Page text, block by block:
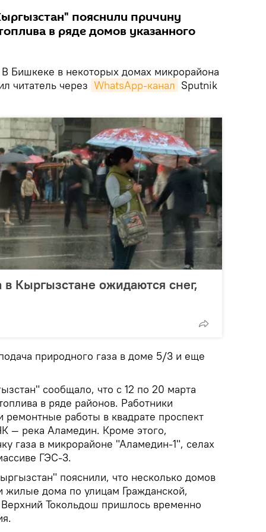
пояснили причину
в ряде домов указанного
Бишкеке в некоторых домах микрорайона
читатель через WhatsApp-канал Sputnik
в Кыргызстане ожидаются снег,
природного газа в доме 5/3 и еще
сообщало, что с 12 по 20 марта
в ряде районов. Работники
работы в квадрате проспект
— река Аламедин. Кроме этого,
газа в микрорайоне "Аламедин-1", селах
ГЭС-3.
пояснили, что несколько домов
жилые дома по улицам Гражданской,
Токольдош пришлось временно